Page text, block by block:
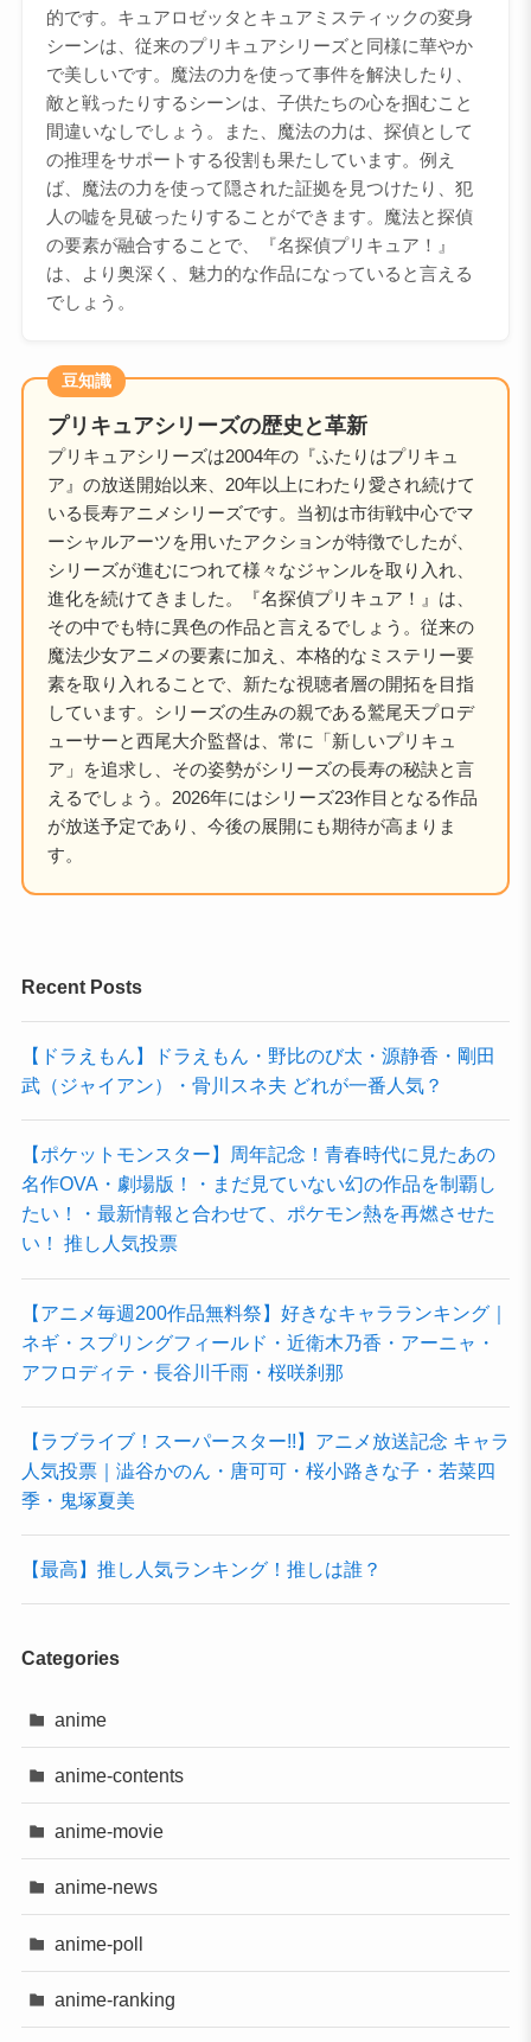
的です。キュアロゼッタとキュアミスティックの変身
シーンは、従来のプリキュアシリーズと同様に華やか
で美しいです。魔法の力を使って事件を解決したり、
敵と戦ったりするシーンは、子供たちの心を掴むこと
間違いなしでしょう。また、魔法の力は、探偵として
の推理をサポートする役割も果たしています。例え
ば、魔法の力を使って隠された証拠を見つけたり、犯
人の嘘を見破ったりすることができます。魔法と探偵
の要素が融合することで、『名探偵プリキュア！』
は、より奥深く、魅力的な作品になっていると言える
でしょう。
豆知識
プリキュアシリーズの歴史と革新
プリキュアシリーズは2004年の『ふたりはプリキュ
ア』の放送開始以来、20年以上にわたり愛され続けて
いる長寿アニメシリーズです。当初は市街戦中心でマ
ーシャルアーツを用いたアクションが特徴でしたが、
シリーズが進むにつれて様々なジャンルを取り入れ、
進化を続けてきました。『名探偵プリキュア！』は、
その中でも特に異色の作品と言えるでしょう。従来の
魔法少女アニメの要素に加え、本格的なミステリー要
素を取り入れることで、新たな視聴者層の開拓を目指
しています。シリーズの生みの親である鷲尾天プロデ
ューサーと西尾大介監督は、常に「新しいプリキュ
ア」を追求し、その姿勢がシリーズの長寿の秘訣と言
えるでしょう。2026年にはシリーズ23作目となる作品
が放送予定であり、今後の展開にも期待が高まりま
す。
Recent Posts
【ドラえもん】ドラえもん・野比のび太・源静香・剛田
武（ジャイアン）・骨川スネ夫 どれが一番人気？
【ポケットモンスター】周年記念！青春時代に見たあの
名作OVA・劇場版！・まだ見ていない幻の作品を制覇し
たい！・最新情報と合わせて、ポケモン熱を再燃させた
い！ 推し人気投票
【アニメ毎週200作品無料祭】好きなキャラランキング｜
ネギ・スプリングフィールド・近衛木乃香・アーニャ・
アフロディテ・長谷川千雨・桜咲刹那
【ラブライブ！スーパースター!!】アニメ放送記念 キャラ
人気投票｜澁谷かのん・唐可可・桜小路きな子・若菜四
季・鬼塚夏美
【最高】推し人気ランキング！推しは誰？
Categories
anime
anime-contents
anime-movie
anime-news
anime-poll
anime-ranking